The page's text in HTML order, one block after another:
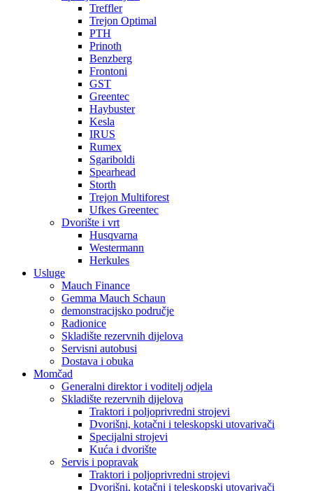
Treffler
Trejon Optimal
PTH
Prinoth
Benzberg
Frontoni
GST
Greentec
Haybuster
Kesla
IRUS
Rumex
Sgariboldi
Spearhead
Storth
Trejon Multiforest
Ufkes Greentec
Dvorište i vrt
Husqvarna
Westermann
Herkules
Usluge
Mauch Finance
Gemma Mauch Schaun
demonstracijsko područje
Radionice
Skladište rezervnih dijelova
Servisni autobusi
Dostava i obuka
Momčad
Generalni direktor i voditelj odjela
Skladište rezervnih dijelova
Traktori i poljoprivredni strojevi
Dvorišni, kotačni i teleskopski utovarivači
Specijalni strojevi
Kuća i dvorište
Servis i popravak
Traktori i poljoprivredni strojevi
Dvorišni, kotačni i teleskopski utovarivači